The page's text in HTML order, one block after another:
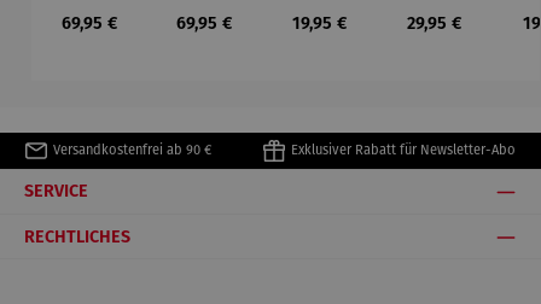
Regulärer Preis:
69,95 € Regulärer Preis:
69,95 € Regulärer Preis:
19,95 €
Regulärer Preis:
29,95 €
Versandkostenfrei ab 90 € Exklusiver Rabatt für Newsletter-Abo
SERVICE
RECHTLICHES